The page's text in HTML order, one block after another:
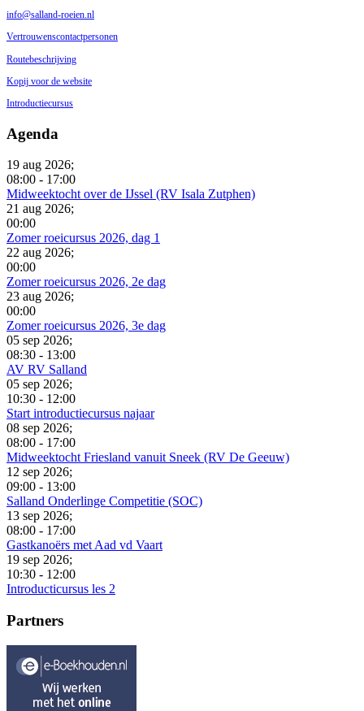
info@salland-roeien.nl
Vertrouwenscontactpersonen
Routebeschrijving
Kopij voor de website
Introductiecursus
Agenda
19 aug 2026;
08:00 - 17:00
Midweektocht over de IJssel (RV Isala Zutphen)
21 aug 2026;
00:00
Zomer roeicursus 2026, dag 1
22 aug 2026;
00:00
Zomer roeicursus 2026, 2e dag
23 aug 2026;
00:00
Zomer roeicursus 2026, 3e dag
05 sep 2026;
08:30 - 13:00
AV RV Salland
05 sep 2026;
10:30 - 12:00
Start introductiecursus najaar
08 sep 2026;
08:00 - 17:00
Midweektocht Friesland vanuit Sneek (RV De Geeuw)
12 sep 2026;
09:00 - 13:00
Salland Onderlinge Competitie (SOC)
13 sep 2026;
08:00 - 17:00
Gastkanoërs met Aad vd Vaart
19 sep 2026;
10:30 - 12:00
Introducticursus les 2
Partners